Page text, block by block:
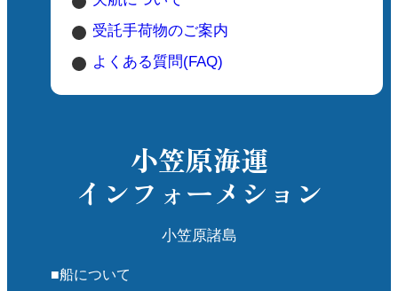
受託手荷物のご案内
よくある質問(FAQ)
小笠原海運
インフォーメション
小笠原諸島
■船について